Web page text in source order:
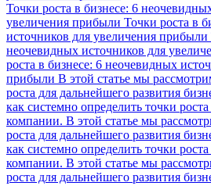
Точки роста в бизнесе: 6
увеличения прибыли Точки роста в
источников для увеличения прибыли
неочевидных источников для
роста в бизнесе: 6 неочевидных
прибыли В этой статье мы
роста для дальнейшего развития
как системно определить точки
компании. В этой статье мы
роста для дальнейшего развития
как системно определить точки
компании. В этой статье мы
роста для дальнейшего развития